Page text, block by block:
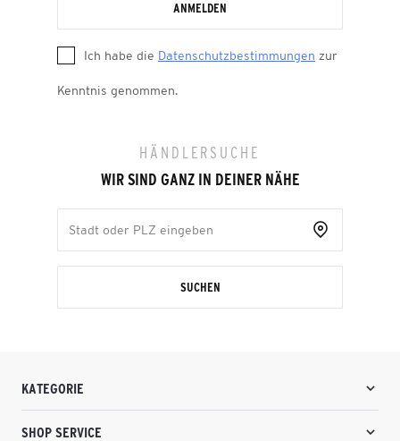
ANMELDEN
Ich habe die Datenschutzbestimmungen zur
Kenntnis genommen.
HÄNDLERSUCHE
WIR SIND GANZ IN DEINER NÄHE
SUCHEN
KATEGORIE
SHOP SERVICE